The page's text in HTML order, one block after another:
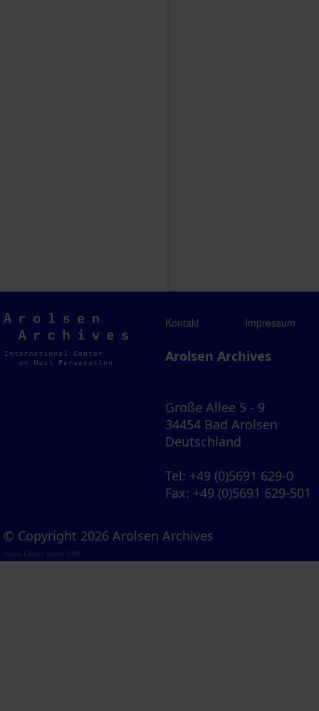
Arolsen
Archives
Kontakt Impressum
Arolsen Archives
Große Allee 5 - 9
34454 Bad Arolsen
Deutschland
Tel: +49 (0)5691 629-0
Fax: +49 (0)5691 629-501
© Copyright 2026 Arolsen Archives
Visual Library Server 2026